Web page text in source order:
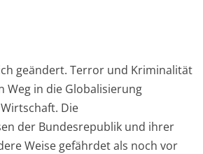
geändert. Terror und Kriminalität
Weg in die Globalisierung
Die
der Bundesrepublik und ihrer
Weise gefährdet als noch vor